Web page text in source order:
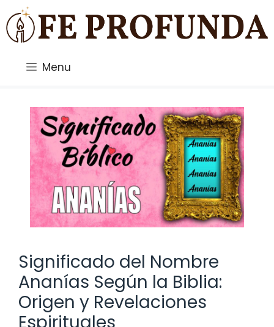
Saltar
al
contenido
Menu
Significado del Nombre
Ananías Según la Biblia:
Origen y Revelaciones